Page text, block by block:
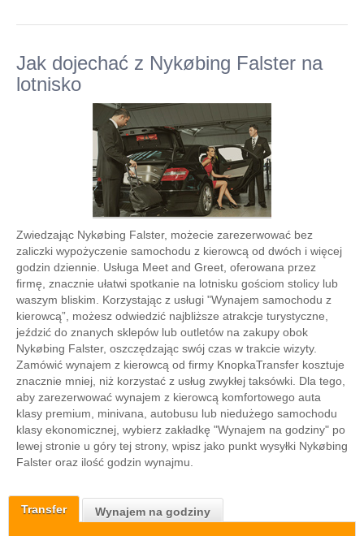
Transfer Wynajem na godziny
Jak dojechać z Nykøbing Falster na
lotnisko
Zwiedzając Nykøbing Falster, możecie zarezerwować bez
zaliczki wypożyczenie samochodu z kierowcą od dwóch i więcej
godzin dziennie. Usługa Meet and Greet, oferowana przez
firmę, znacznie ułatwi spotkanie na lotnisku gościom stolicy lub
waszym bliskim. Korzystając z usługi "Wynajem samochodu z
kierowcą”, możesz odwiedzić najbliższe atrakcje turystyczne,
jeździć do znanych sklepów lub outletów na zakupy obok
Nykøbing Falster, oszczędzając swój czas w trakcie wizyty.
Zamówić wynajem z kierowcą od firmy KnopkaTransfer kosztuje
znacznie mniej, niż korzystać z usług zwykłej taksówki. Dla tego,
aby zarezerwować wynajem z kierowcą komfortowego auta
klasy premium, minivana, autobusu lub niedużego samochodu
klasy ekonomicznej, wybierz zakładkę "Wynajem na godziny" po
lewej stronie u góry tej strony, wpisz jako punkt wysyłki Nykøbing
Falster oraz ilość godzin wynajmu.